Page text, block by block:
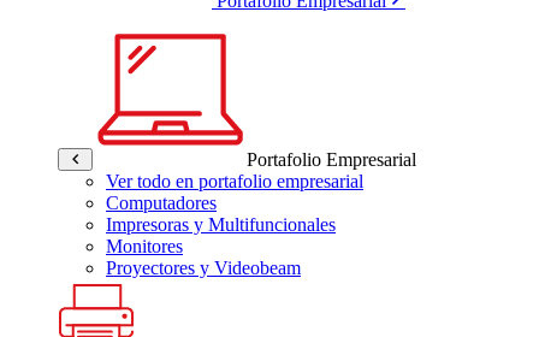
Portafolio Empresarial
Ver todo en portafolio empresarial
Computadores
Impresoras y Multifuncionales
Monitores
Proyectores y Videobeam